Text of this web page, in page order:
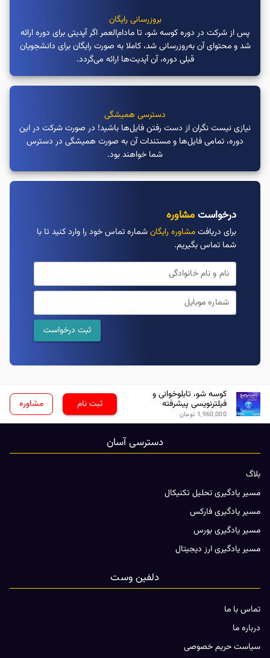
بروزرسانی رایگان
پس از شرکت در دوره کوسه شو، تا مادام‌العمر اگر آپدیتی برای دوره ارائه
شد و محتوای آن به‌روزرسانی شد، کاملا به صورت رایگان برای دانشجویان
قبلی دوره، آن آپدیت‌ها ارائه می‌گردد.
دسترسی همیشگی
نیازی نیست نگران از دست رفتن فایل‌ها باشید! در صورت شرکت در این
دوره، تمامی فایل‌ها و مستندات آن به صورت همیشگی در دسترس
شما خواهند بود.
درخواستمشاوره
برای دریافتمشاوره رایگانشماره تماس خود را وارد کنید تا با
شما تماس بگیریم.
نام و نام خانوادگی
شماره موبایل
ثبت درخواست
کوسه شو، تابلوخوانی و
فیلترنویسی پیشرفته
1,960,000 تومان
ثبت نام مشاوره
دسترسی آسان
بلاگ
مسیر یادگیری تحلیل تکنیکال
مسیر یادگیری فارکس
مسیر یادگیری بورس
مسیر یادگیری ارز دیجیتال
دلفین وست
تماس با ما
درباره ما
سیاست حریم خصوصی